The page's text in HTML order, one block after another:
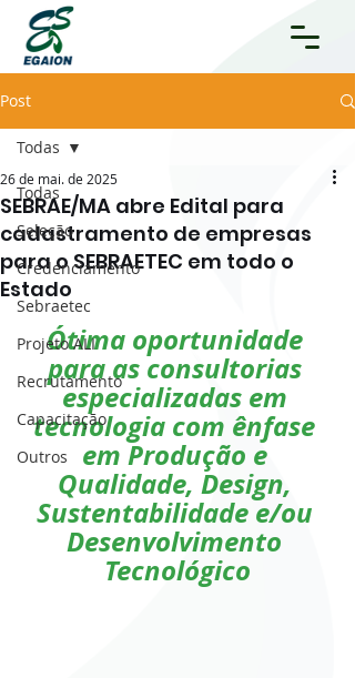
Post
Todas
Seleção
Credenciamento
Sebraetec
Projeto ALI
Recrutamento
Capacitação
Outros
Todas
SEBRAE/MA abre Edital para
cadastramento de empresas
para o SEBRAETEC em todo o
Estado
26 de mai. de 2025
Ótima oportunidade
para as consultorias
especializadas em
tecnologia com ênfase
em Produção e
Qualidade, Design,
Sustentabilidade e/ou
Desenvolvimento
Tecnológico